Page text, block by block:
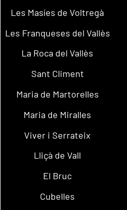
Les Masíes de Voltregà
Les Franqueses del Vallès
La Roca del Vallès
Sant Climent
Maria de Martorelles
Maria de Miralles
Viver i Serrateix
Lliçà de Vall
El Bruc
Cubelles